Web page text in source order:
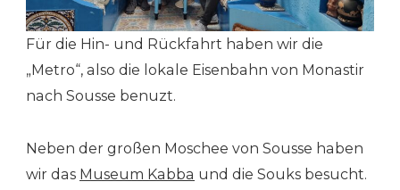
Für die Hin- und Rückfahrt haben wir die
„Metro“, also die lokale Eisenbahn von Monastir
nach Sousse benuzt.
Neben der großen Moschee von Sousse haben
wir das Museum Kabba und die Souks besucht.